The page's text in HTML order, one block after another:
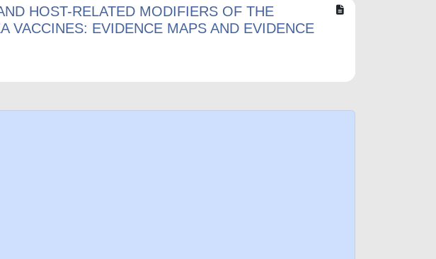
HOST-RELATED MODIFIERS OF THE
VACCINES: EVIDENCE MAPS AND EVIDENCE